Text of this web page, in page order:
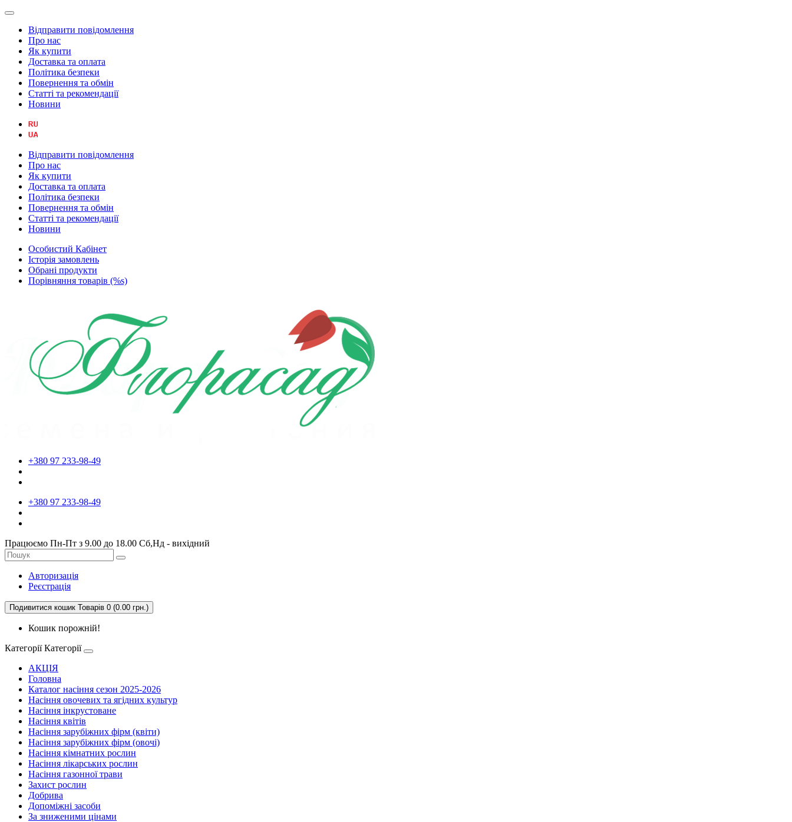
Відправити повідомлення
Про нас
Як купити
Доставка та оплата
Політика безпеки
Повернення та обмін
Статті та рекомендації
Новини
Відправити повідомлення
Про нас
Як купити
Доставка та оплата
Політика безпеки
Повернення та обмін
Статті та рекомендації
Новини
Особистий Кабінет
Історія замовлень
Обрані продукти
Порівняння товарів (%s)
+380 97 233-98-49
+380 97 233-98-49
Працюємо Пн-Пт з 9.00 до 18.00 Сб,Нд - вихідний
Авторизація
Реєстрація
Подивитися кошик Товарів 0 (0.00 грн.)
Кошик порожній!
Категорії Категорії
АКЦІЯ
Головна
Каталог насіння сезон 2025-2026
Насіння овочевих та ягідних культур
Насіння інкрустоване
Насіння квітів
Насіння зарубіжних фірм (квіти)
Насіння зарубіжних фірм (овочі)
Насіння кімнатних рослин
Насіння лікарських рослин
Насіння газонної трави
Захист рослин
Добрива
Допоміжні засоби
За зниженими цінами